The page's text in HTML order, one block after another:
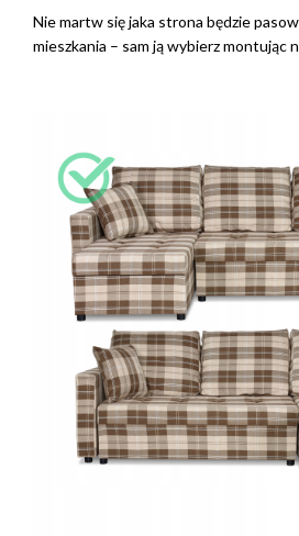
Nie martw się jaka strona będzie
mieszkania – sam ją wybierz montując